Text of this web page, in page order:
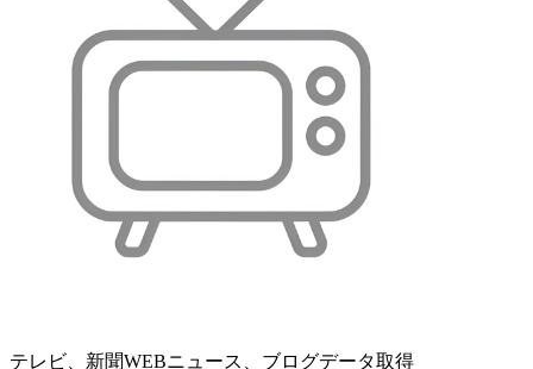
テレビ、新聞WEBニュース、ブログデータ取得